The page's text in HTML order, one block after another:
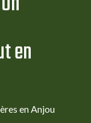
en
en Anjou